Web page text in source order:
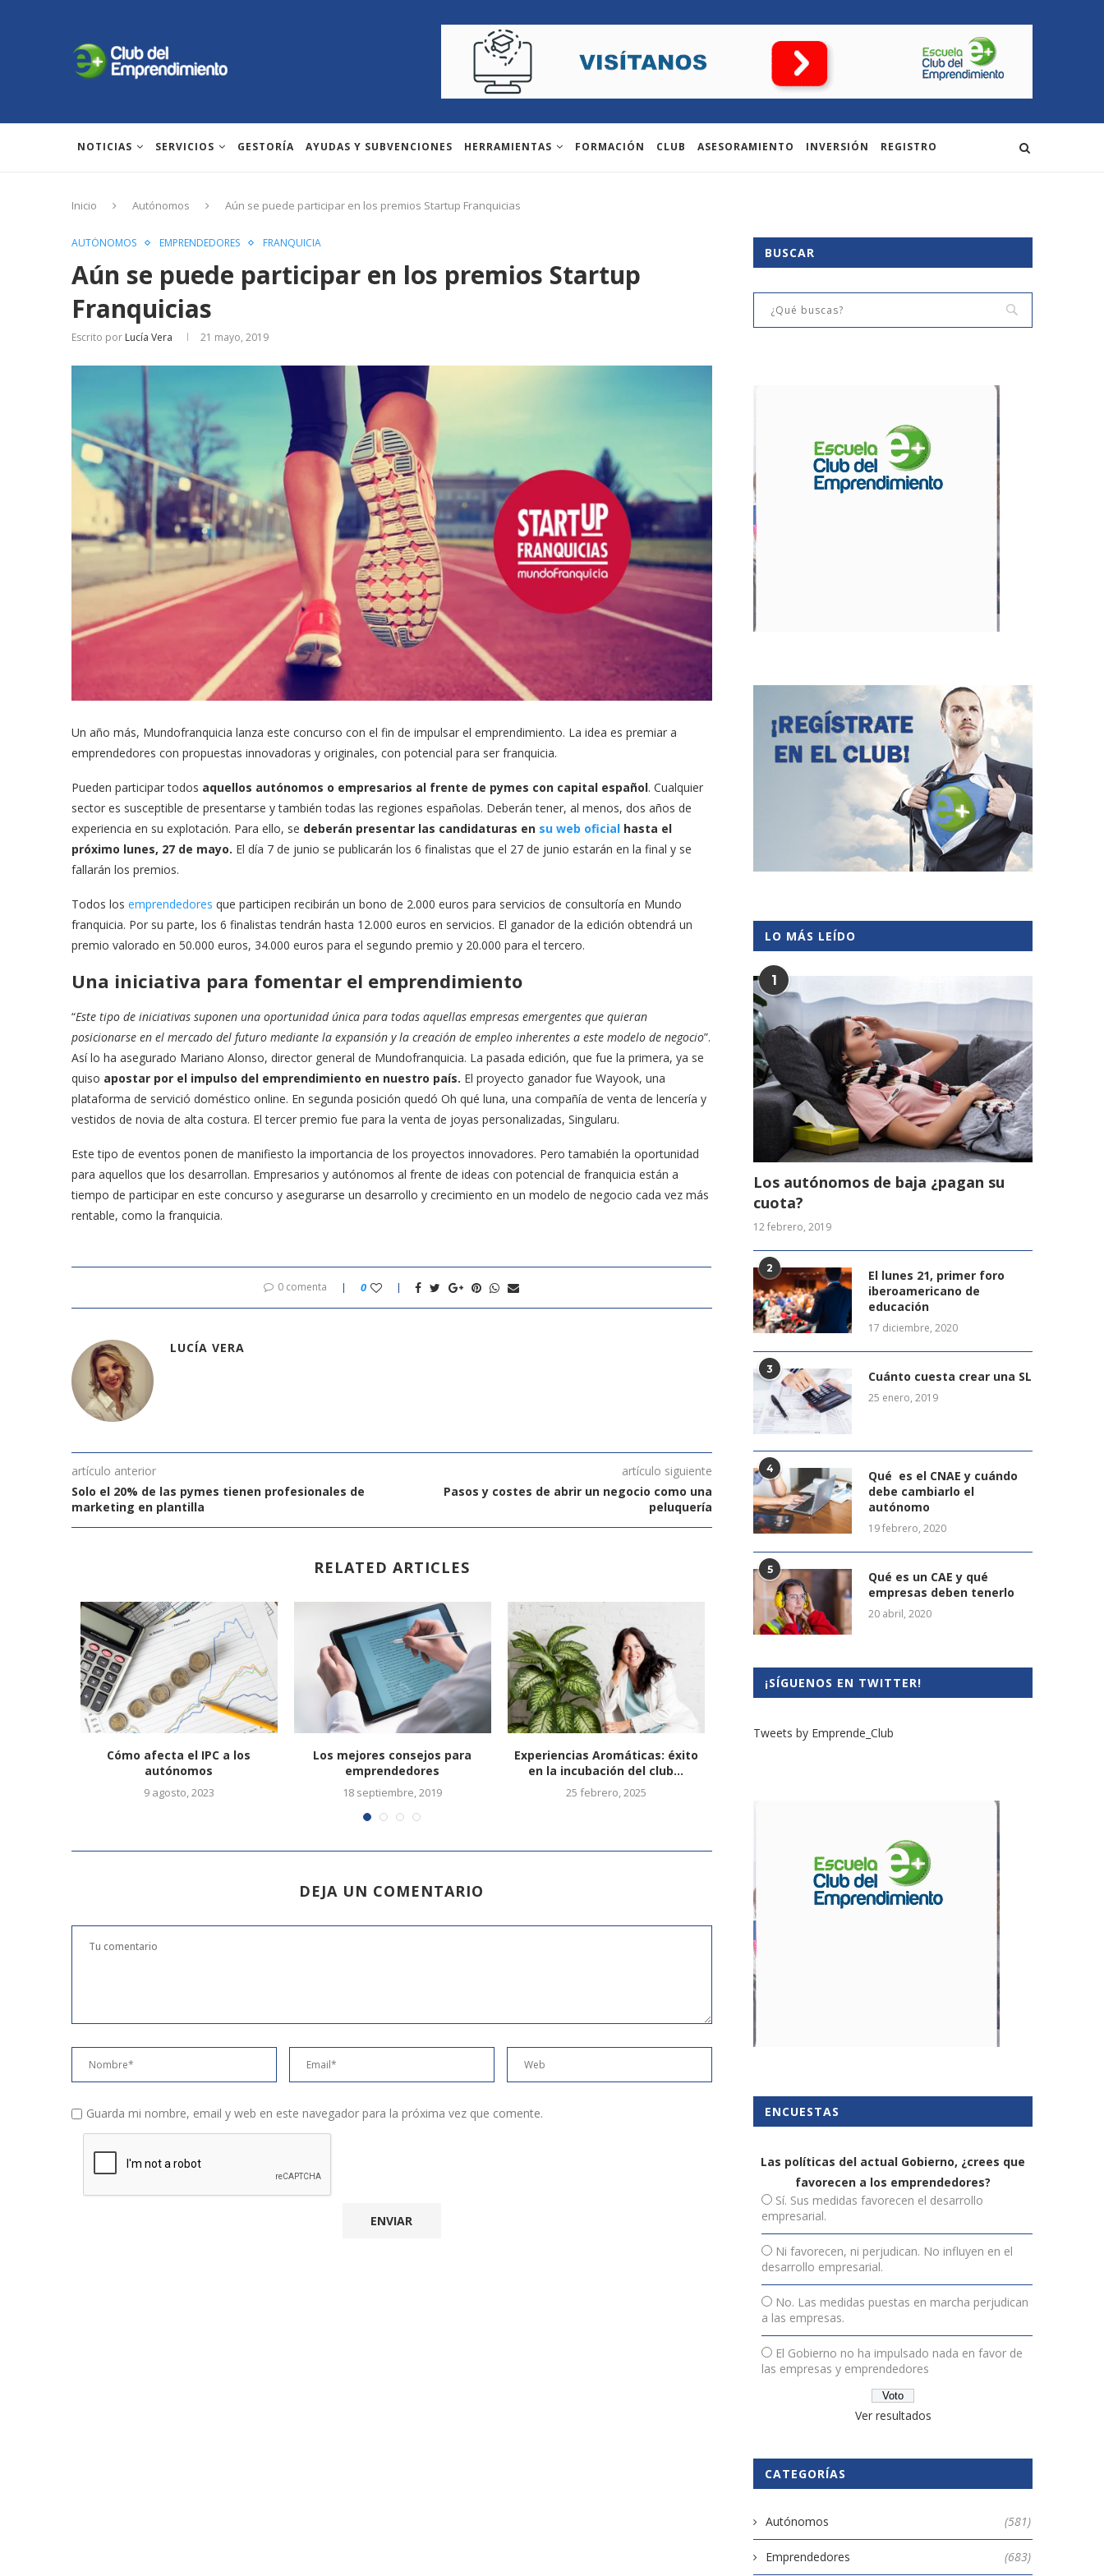
NOTICIAS SERVICIOS GESTORÍA AYUDAS Y SUBVENCIONES HERRAMIENTAS FORMACIÓN CLUB ASESORAMIENTO INVERSIÓN REGISTRO
Inicio Autónomos Aún se puede participar en los premios Startup Franquicias
AUTÓNOMOS EMPRENDEDORES FRANQUICIA
Aún se puede participar en los premios Startup
Franquicias
Escrito por Lucía Vera 21 mayo, 2019
Un año más, Mundofranquicia lanza este concurso con el fin de impulsar el emprendimiento. La idea es premiar a
emprendedores con propuestas innovadoras y originales, con potencial para ser franquicia.
Pueden participar todos aquellos autónomos o empresarios al frente de pymes con capital español. Cualquier
sector es susceptible de presentarse y también todas las regiones españolas. Deberán tener, al menos, dos años de
experiencia en su explotación. Para ello, se deberán presentar las candidaturas en su web oficial hasta el
próximo lunes, 27 de mayo. El día 7 de junio se publicarán los 6 finalistas que el 27 de junio estarán en la final y se
fallarán los premios.
Todos los emprendedores que participen recibirán un bono de 2.000 euros para servicios de consultoría en Mundo
franquicia. Por su parte, los 6 finalistas tendrán hasta 12.000 euros en servicios. El ganador de la edición obtendrá un
premio valorado en 50.000 euros, 34.000 euros para el segundo premio y 20.000 para el tercero.
Una iniciativa para fomentar el emprendimiento
“Este tipo de iniciativas suponen una oportunidad única para todas aquellas empresas emergentes que quieran
posicionarse en el mercado del futuro mediante la expansión y la creación de empleo inherentes a este modelo de negocio”.
Así lo ha asegurado Mariano Alonso, director general de Mundofranquicia. La pasada edición, que fue la primera, ya se
quiso apostar por el impulso del emprendimiento en nuestro país. El proyecto ganador fue Wayook, una
plataforma de servició doméstico online. En segunda posición quedó Oh qué luna, una compañía de venta de lencería y
vestidos de novia de alta costura. El tercer premio fue para la venta de joyas personalizadas, Singularu.
Este tipo de eventos ponen de manifiesto la importancia de los proyectos innovadores. Pero tamabién la oportunidad
para aquellos que los desarrollan. Empresarios y autónomos al frente de ideas con potencial de franquicia están a
tiempo de participar en este concurso y asegurarse un desarrollo y crecimiento en un modelo de negocio cada vez más
rentable, como la franquicia.
0 comenta 0
LUCÍA VERA
artículo anterior
Solo el 20% de las pymes tienen profesionales de
marketing en plantilla
artículo siguiente
Pasos y costes de abrir un negocio como una
peluquería
RELATED ARTICLES
Cómo afecta el IPC a los
autónomos
9 agosto, 2023
Los mejores consejos para
emprendedores
18 septiembre, 2019
Experiencias Aromáticas: éxito
en la incubación del club...
25 febrero, 2025
DEJA UN COMENTARIO
Guarda mi nombre, email y web en este navegador para la próxima vez que comente.
BUSCAR
LO MÁS LEÍDO
1
Los autónomos de baja ¿pagan su
cuota?
12 febrero, 2019
2
El lunes 21, primer foro
iberoamericano de
educación
17 diciembre, 2020
3 Cuánto cuesta crear una SL
25 enero, 2019
4
Qué es el CNAE y cuándo
debe cambiarlo el
autónomo
19 febrero, 2020
5
Qué es un CAE y qué
empresas deben tenerlo
20 abril, 2020
¡SÍGUENOS EN TWITTER!
Tweets by Emprende_Club
ENCUESTAS
Las políticas del actual Gobierno, ¿crees que
favorecen a los emprendedores?
Sí. Sus medidas favorecen el desarrollo
empresarial.
Ni favorecen, ni perjudican. No influyen en el
desarrollo empresarial.
No. Las medidas puestas en marcha perjudican
a las empresas.
El Gobierno no ha impulsado nada en favor de
las empresas y emprendedores
Ver resultados
CATEGORÍAS
Autónomos (581)
Emprendedores (683)